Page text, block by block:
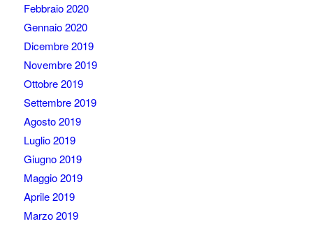
Febbraio 2020
Gennaio 2020
Dicembre 2019
Novembre 2019
Ottobre 2019
Settembre 2019
Agosto 2019
Luglio 2019
Giugno 2019
Maggio 2019
Aprile 2019
Marzo 2019